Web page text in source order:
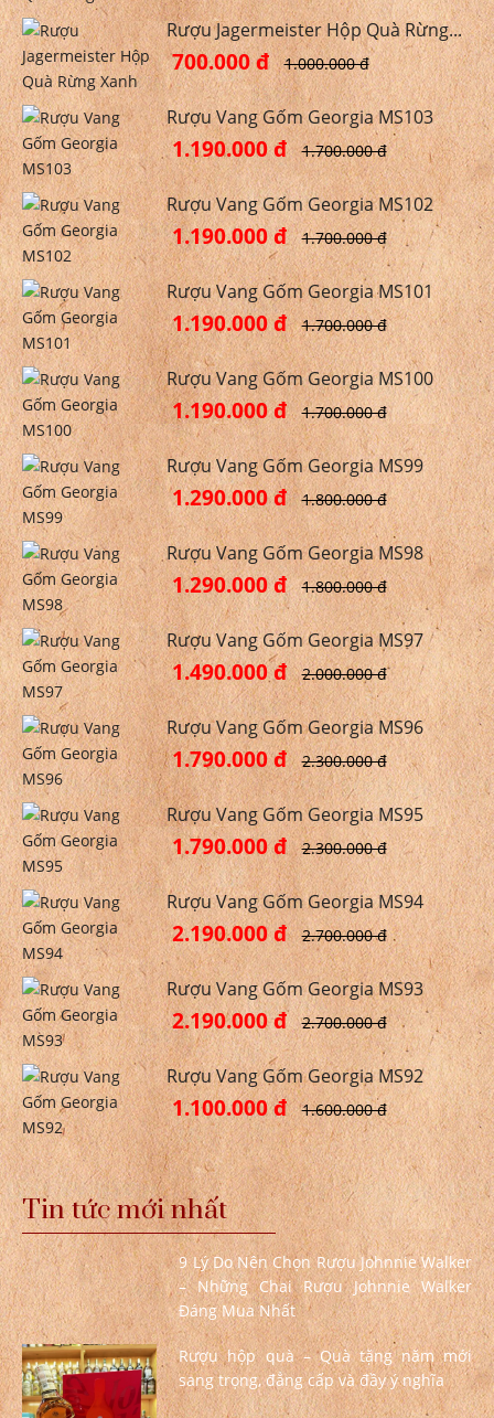
Rượu Jagermeister Hộp Quà Rừng...
700.000 đ 1.000.000 đ
Rượu Vang Gốm Georgia MS103
1.190.000 đ 1.700.000 đ
Rượu Vang Gốm Georgia MS102
1.190.000 đ 1.700.000 đ
Rượu Vang Gốm Georgia MS101
1.190.000 đ 1.700.000 đ
Rượu Vang Gốm Georgia MS100
1.190.000 đ 1.700.000 đ
Rượu Vang Gốm Georgia MS99
1.290.000 đ 1.800.000 đ
Rượu Vang Gốm Georgia MS98
1.290.000 đ 1.800.000 đ
Rượu Vang Gốm Georgia MS97
1.490.000 đ 2.000.000 đ
Rượu Vang Gốm Georgia MS96
1.790.000 đ 2.300.000 đ
Rượu Vang Gốm Georgia MS95
1.790.000 đ 2.300.000 đ
Rượu Vang Gốm Georgia MS94
2.190.000 đ 2.700.000 đ
Rượu Vang Gốm Georgia MS93
2.190.000 đ 2.700.000 đ
Rượu Vang Gốm Georgia MS92
1.100.000 đ 1.600.000 đ
Tin tức mới nhất
9 Lý Do Nên Chọn Rượu Johnnie Walker
– Những Chai Rượu Johnnie Walker
Đáng Mua Nhất
Rượu hộp quà – Quà tặng năm mới
sang trọng, đẳng cấp và đầy ý nghĩa